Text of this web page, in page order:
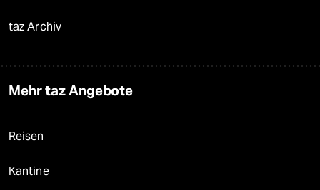
taz Archiv
Mehr taz Angebote
Reisen
Kantine